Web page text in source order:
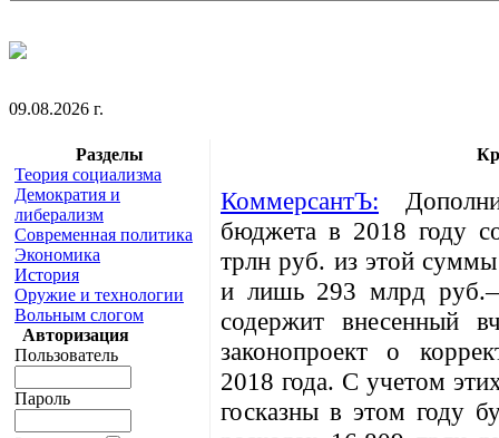
09.08.2026 г.
Разделы
Теория социализма
Демократия и
либерализм
Современная политика
Экономика
История
Оружие и технологии
Вольным слогом
Авторизация
Пользователь
Пароль
КоммерсантЪ:
бюджета в 2018 году
трлн руб. из этой суммы
и лишь 293 млрд руб.—
содержит внесенный
законопроект о
2018 года. С учетом
госказны в этом году